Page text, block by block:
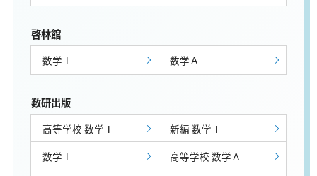
啓林館
数学Ⅰ 数学Ａ
数研出版
高等学校 数学Ⅰ
新編 数学Ⅰ
数学Ⅰ
高等学校 数学Ａ